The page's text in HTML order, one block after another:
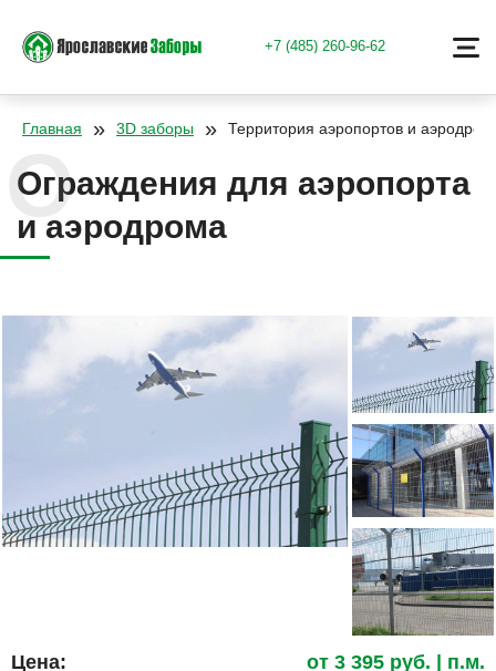
+7 (485) 260-96-62
Главная » 3D заборы » Территория аэропортов и
Ограждения для аэропорта
и аэродрома
Цена: от 3 395 руб. | п.м.